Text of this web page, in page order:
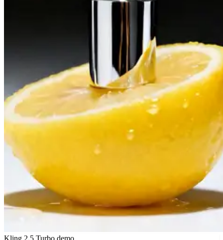
Kling 2.5 Turbo demo